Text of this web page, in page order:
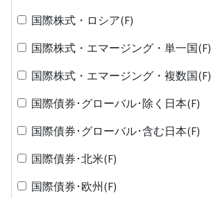
国際株式・ロシア(F)
国際株式・エマージング・単一国(F)
国際株式・エマージング・複数国(F)
国際債券･グローバル･除く日本(F)
国際債券･グローバル･含む日本(F)
国際債券･北米(F)
国際債券･欧州(F)